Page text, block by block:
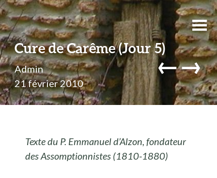
Cure de Carême (Jour 5)
Admin
21 février 2010
←→
Texte du P. Emmanuel d’Alzon, fondateur
des Assomptionnistes (1810-1880)